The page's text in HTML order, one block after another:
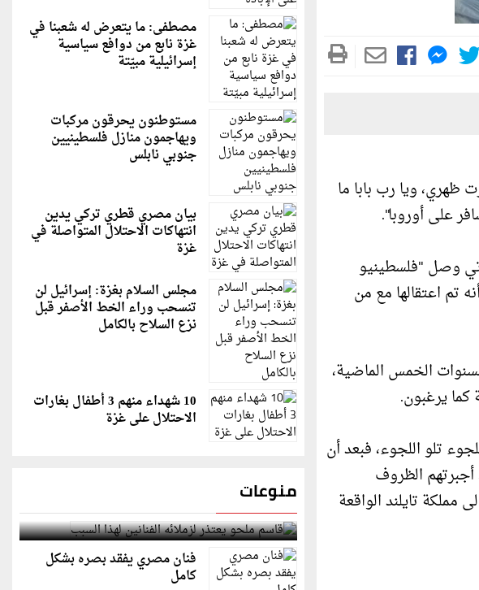
ظهري، ويا رب بابا ما
على أوروبا".
في تسجيل صوتي وصل "فلسطينيو
تم اعتقالها مع من
الخمس الماضية،
يرغبون.
تلو اللجوء، فبعد أن
أجبرتهم الظروف
تايلند الواقعة
مصطفى: ما يتعرض له شعبنا في
غزة نابع من دوافع سياسية
إسرائيلية مبيّتة
مستوطنون يحرقون مركبات
ويهاجمون منازل فلسطينيين
جنوبي نابلس
بيان مصري قطري تركي يدين
انتهاكات الاحتلال المتواصلة في
غزة
مجلس السلام بغزة: إسرائيل لن
تنسحب وراء الخط الأصفر قبل
نزع السلاح بالكامل
10 شهداء منهم 3 أطفال بغارات
الاحتلال على غزة
منوعات
قاسم ملحو يعتذر لزملائه الفنانين لهذا السبب
فنان مصري يفقد بصره بشكل
كامل